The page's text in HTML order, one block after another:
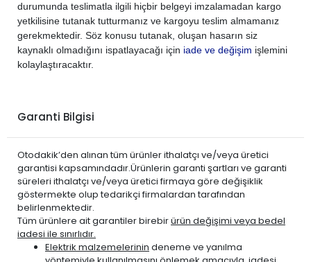
CITROEN
C4 PİCASSO 2007-2012 BENZİN
1.6 THP Turbo
CITROEN
C4 PİCASSO 2007-2012 DİZEL
1.6 E-HDi
CITROEN
C4 PİCASSO 2007-2012 DİZEL
1.6 HDi
CITROEN
C4 PİCASSO 2007-2012
CITROEN
XSARA PİCASSO 2001-2006
CITROEN
XSARA PİCASSO 2001-2006 DİZEL
2.0
PEUGEOT
206 1999-2011 BENZİN
1.4
PEUGEOT
206 1999-2011 BENZİN
1.6
PEUGEOT
206 1999-2011 BENZİN
2.0
PEUGEOT
206 1999-2011
durumunda teslimatla ilgili hiçbir belgeyi imzalamadan kargo
yetkilisine tutanak tutturmanız ve kargoyu teslim almamanız
gerekmektedir. Söz konusu tutanak, oluşan hasarın siz
kaynaklı olmadığını ispatlayacağı için iade ve değişim işlemini
kolaylaştıracaktır.
Garanti Bilgisi
Otodakik’den alınan tüm ürünler ithalatçı ve/veya üretici
garantisi kapsamındadır.Ürünlerin garanti şartları ve garanti
süreleri ithalatçı ve/veya üretici firmaya göre değişiklik
göstermekte olup tedarikçi firmalardan tarafından
belirlenmektedir.
Tüm ürünlere ait garantiler birebirürün değişimi veya bedel
iadesi ile sınırlıdır.
Elektrik malzemelerinin deneme ve yanılma